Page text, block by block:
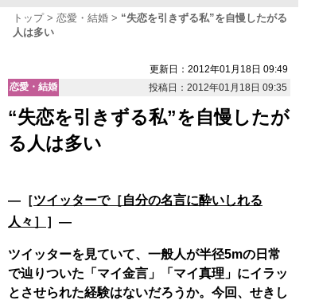
トップ 恋愛・結婚
“失恋を引きずる私”を自慢したがる
人は多い
更新日：2012年01月18日 09:49
恋愛・結婚
投稿日：2012年01月18日 09:35
“失恋を引きずる私”を自慢したが
る人は多い
―［ツイッターで［自分の名言に酔いしれる
人々］
］―
ツイッターを見ていて、一般人が半径5mの日常
で辿りついた「マイ金言」「マイ真理」にイラッ
とさせられた経験はないだろうか。今回、せきし